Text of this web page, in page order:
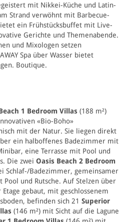
mit Nikkei-Küche und Latin-
Strand verwöhnt mit Barbecue-
ein Frühstücksbuffet mit Live-
Gerichte und Themenabende.
und Mixologen setzen
Spa über Wasser bietet
Boutique.
1 Bedroom Villas (188 m²)
«Bio-Boho»
mit der Natur. Sie liegen direkt
ein halboffenes Badezimmer mit
eine Terrasse mit Pool und
Die zwei Oasis Beach 2 Bedroom
Schlaf-/Badezimmer, gemeinsamer
Pool und Rutsche. Auf Stelzen über
gebaut, mit geschlossenem
befinden sich 21 Superior
(146 m²) mit Sicht auf die Lagune